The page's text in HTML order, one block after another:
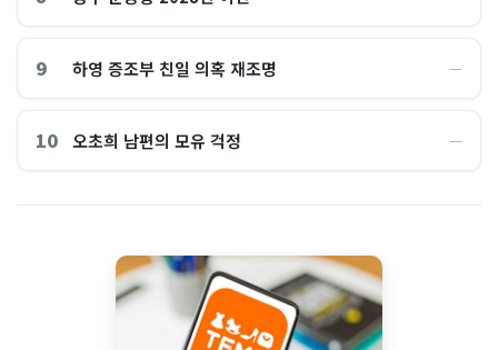
9 하영 증조부 친일 의혹 재조명 ―
10 오초희 남편의 모유 걱정 ―